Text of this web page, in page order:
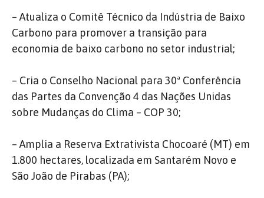
– Atualiza o Comitê Técnico da Indústria de Baixo
Carbono para promover a transição para
economia de baixo carbono no setor industrial;
– Cria o Conselho Nacional para 30ª Conferência
das Partes da Convenção 4 das Nações Unidas
sobre Mudanças do Clima – COP 30;
– Amplia a Reserva Extrativista Chocoaré (MT) em
1.800 hectares, localizada em Santarém Novo e
São João de Pirabas (PA);